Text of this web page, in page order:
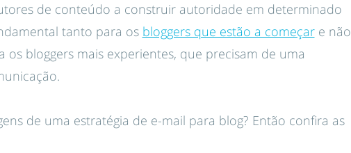
de conteúdo a construir autoridade em determinado
tanto para os bloggers que estão a começare não
bloggers mais experientes, que precisam de uma
de uma estratégia de e-mail para blog? Então confira as